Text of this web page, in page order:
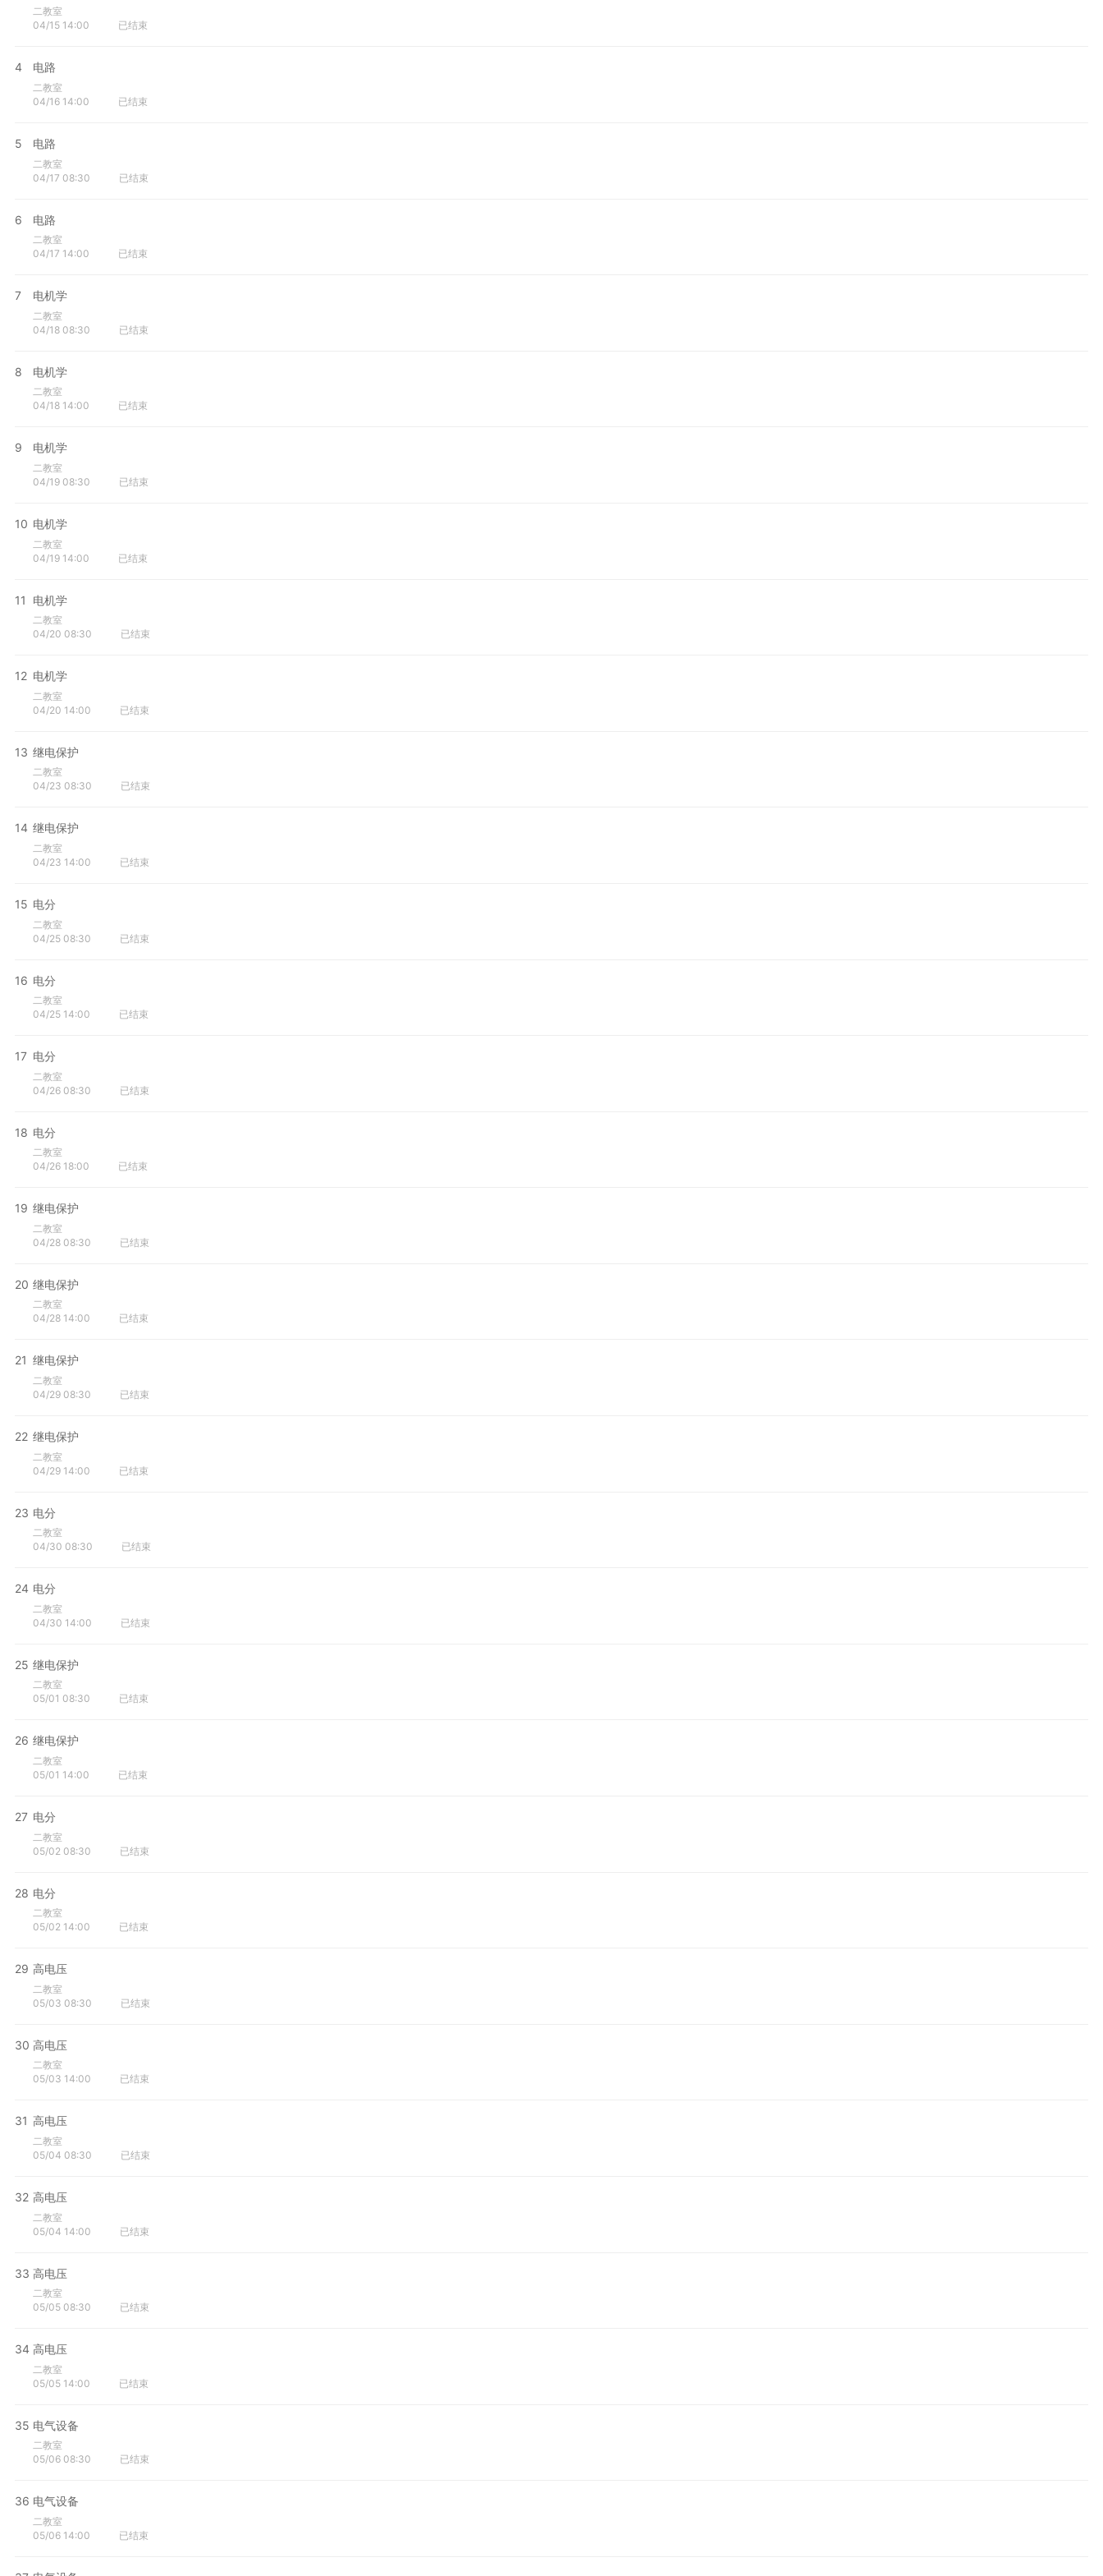
二教室
04/15 14:00
已结束
4 电路
二教室
04/16 14:00
已结束
5 电路
二教室
04/17 08:30
已结束
6 电路
二教室
04/17 14:00
已结束
7 电机学
二教室
04/18 08:30
已结束
8 电机学
二教室
04/18 14:00
已结束
9 电机学
二教室
04/19 08:30
已结束
10 电机学
二教室
04/19 14:00
已结束
11 电机学
二教室
04/20 08:30
已结束
12 电机学
二教室
04/20 14:00
已结束
13 继电保护
二教室
04/23 08:30
已结束
14 继电保护
二教室
04/23 14:00
已结束
15 电分
二教室
04/25 08:30
已结束
16 电分
二教室
04/25 14:00
已结束
17 电分
二教室
04/26 08:30
已结束
18 电分
二教室
04/26 18:00
已结束
19 继电保护
二教室
04/28 08:30
已结束
20 继电保护
二教室
04/28 14:00
已结束
21 继电保护
二教室
04/29 08:30
已结束
22 继电保护
二教室
04/29 14:00
已结束
23 电分
二教室
04/30 08:30
已结束
24 电分
二教室
04/30 14:00
已结束
25 继电保护
二教室
05/01 08:30
已结束
26 继电保护
二教室
05/01 14:00
已结束
27 电分
二教室
05/02 08:30
已结束
28 电分
二教室
05/02 14:00
已结束
29 高电压
二教室
05/03 08:30
已结束
30 高电压
二教室
05/03 14:00
已结束
31 高电压
二教室
05/04 08:30
已结束
32 高电压
二教室
05/04 14:00
已结束
33 高电压
二教室
05/05 08:30
已结束
34 高电压
二教室
05/05 14:00
已结束
35 电气设备
二教室
05/06 08:30
已结束
36 电气设备
二教室
05/06 14:00
已结束